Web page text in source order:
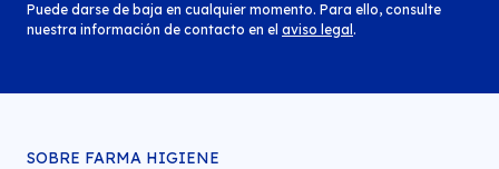
Puede darse de baja en cualquier momento. Para ello, consulte
nuestra información de contacto en el aviso legal .
SOBRE FARMA HIGIENE